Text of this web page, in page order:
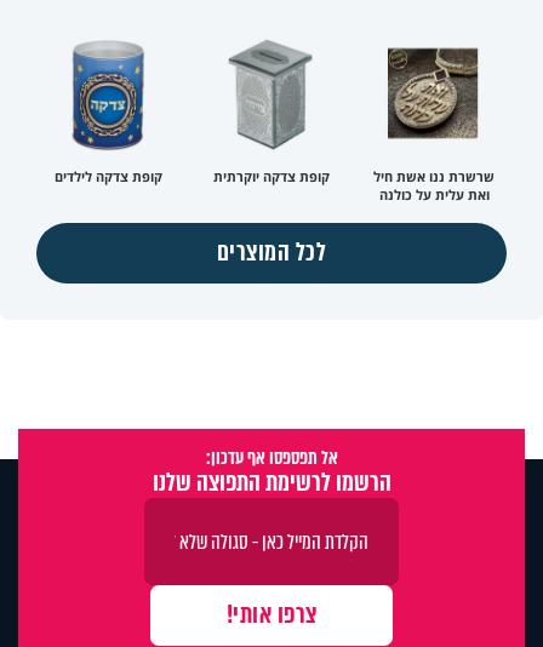
שרשרת ננו אשת חיל
ואת עלית על כולנה
קופת צדקה יוקרתית קופת צדקה לילדים
לכל המוצרים
אל תפספסו אף עדכון:
הרשמו לרשימת התפוצה שלנו